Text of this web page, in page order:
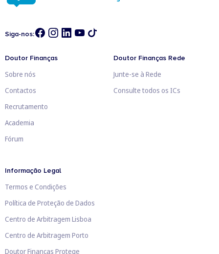
Siga-nos:
Doutor Finanças
Sobre nós
Contactos
Recrutamento
Academia
Fórum
Doutor Finanças Rede
Junte-se à Rede
Consulte todos os ICs
Informação Legal
Termos e Condições
Política de Proteção de Dados
Centro de Arbitragem Lisboa
Centro de Arbitragem Porto
Doutor Finanças Protege